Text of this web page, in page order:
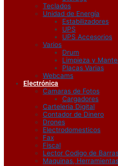
Teclados
Unidad de Energía
Estabilizadores
UPS
UPS Accesorios
Varios
Drum
Limpieza y
Placas Varias
Webcams
Electrónica
Camaras de Fotos
Cargadores
Carteleria Digital
Contador de Dinero
Drones
Electrodomesticos
Fax
Fiscal
Lector Codigo de
Maquinas,